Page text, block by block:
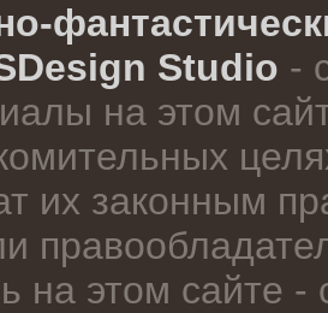
Studio -
на этом
их законным
на этом сайте